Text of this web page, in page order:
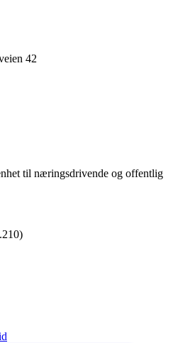
42
til næringsdrivende og offentlig
)